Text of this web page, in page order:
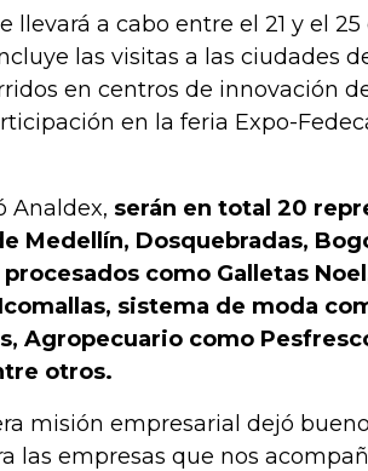
llevará a cabo entre el 21 y el 25
las visitas a las ciudades
en centros de innovación
en la feria Expo-
Analdex, serán en total 20
Medellín, Dosquebradas,
como Galletas
sistema de moda
Agropecuario como
otros.
misión empresarial dejó
las empresas que nos